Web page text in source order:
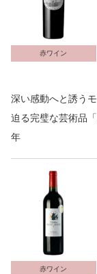
赤ワイン
深い感動へと誘う
迫る完璧な芸術品
年
赤ワイン